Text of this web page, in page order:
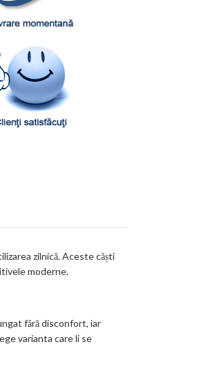
zilnică. Aceste căști
moderne.
fără disconfort, iar
varianta care li se